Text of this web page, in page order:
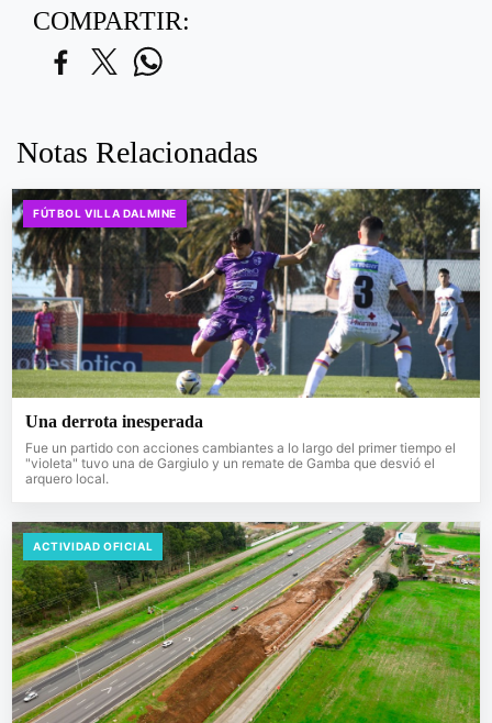
COMPARTIR:
Notas Relacionadas
FÚTBOL VILLA DALMINE
Una derrota inesperada
Fue un partido con acciones cambiantes a lo largo del primer tiempo el
"violeta" tuvo una de Gargiulo y un remate de Gamba que desvió el
arquero local.
ACTIVIDAD OFICIAL